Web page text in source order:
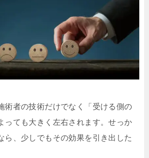
術者の技術だけでなく「受ける側の
っても大きく左右されます。せっか
ら、少しでもその効果を引き出した